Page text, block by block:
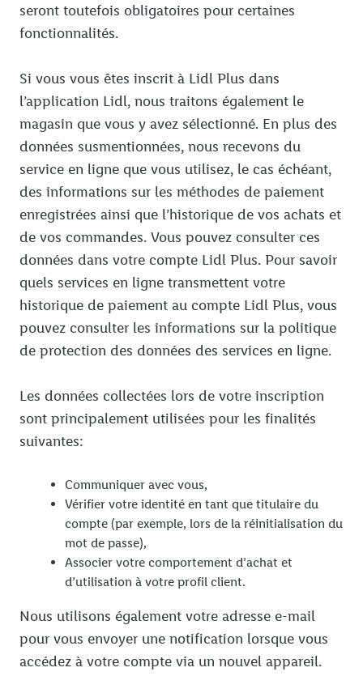
seront toutefois obligatoires pour certaines
fonctionnalités.
Si vous vous êtes inscrit à Lidl Plus dans
l’application Lidl, nous traitons également le
magasin que vous y avez sélectionné. En plus des
données susmentionnées, nous recevons du
service en ligne que vous utilisez, le cas échéant,
des informations sur les méthodes de paiement
enregistrées ainsi que l’historique de vos achats et
de vos commandes. Vous pouvez consulter ces
données dans votre compte Lidl Plus. Pour savoir
quels services en ligne transmettent votre
historique de paiement au compte Lidl Plus, vous
pouvez consulter les informations sur la politique
de protection des données des services en ligne.
Les données collectées lors de votre inscription
sont principalement utilisées pour les finalités
suivantes:
Communiquer avec vous,
Vérifier votre identité en tant que titulaire du
compte (par exemple, lors de la réinitialisation du
mot de passe),
Associer votre comportement d’achat et
d’utilisation à votre profil client.
Nous utilisons également votre adresse e-mail
pour vous envoyer une notification lorsque vous
accédez à votre compte via un nouvel appareil.